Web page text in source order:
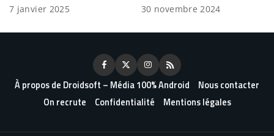
7 janvier 2025 30 novembre 2024
À propos de Droidsoft – Média 100% Android
Nous contacter
On recrute
Confidentialité Mentions légales